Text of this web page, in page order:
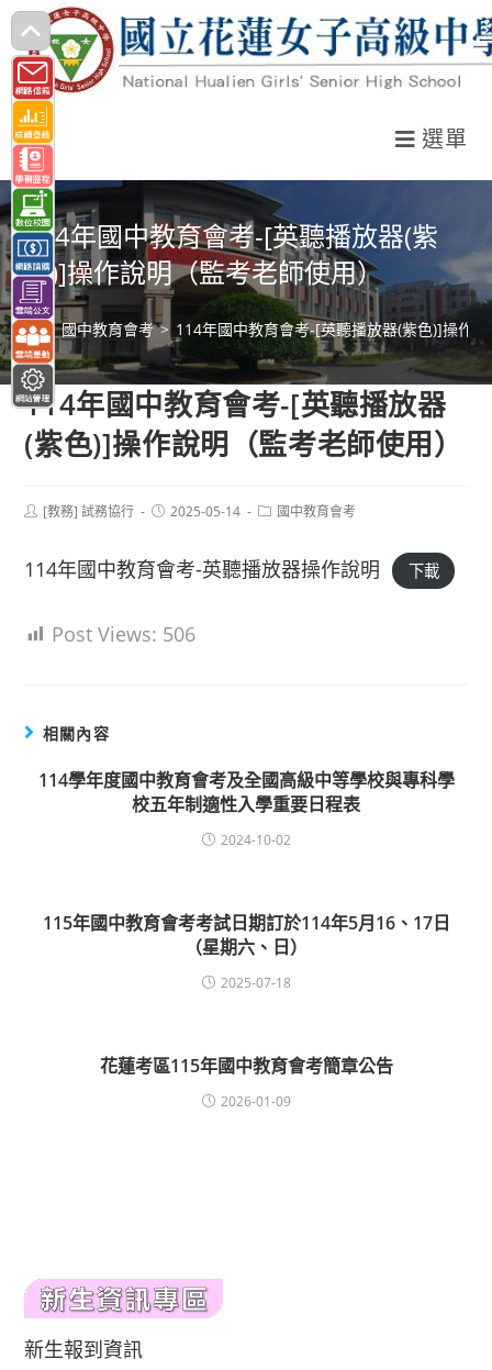
跳
轉
至
主
要
內
容
選單
114年國中教育會考-[英聽播放器(紫
色)]操作說明（監考老師使用）
> 國中教育會考 > 114年國中教育會考-[英聽播放器(紫色)]操作
114年國中教育會考-[英聽播放器
(紫色)]操作說明（監考老師使用）
Post[教務] 試務協行
Post2025-05-14
Post國中教育會考
114年國中教育會考-英聽播放器操作說明 下載
Post Views: 506
相關內容
114學年度國中教育會考及全國高級中等學校與專科學
校五年制適性入學重要日程表
2024-10-02
115年國中教育會考考試日期訂於114年5月16、17日
（星期六、日）
2025-07-18
花蓮考區115年國中教育會考簡章公告
2026-01-09
新生報到資訊